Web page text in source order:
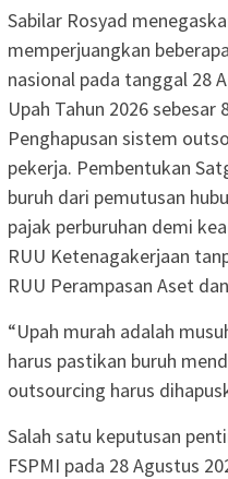
Sabilar Rosyad
memperjuangkan
nasional pada tanggal 28
Upah Tahun 2026 sebesar
Penghapusan sistem
pekerja. Pembentukan
buruh dari pemutusan
pajak perburuhan demi
RUU Ketenagakerjaan
RUU Perampasan Aset
“Upah murah adalah
harus pastikan buruh
outsourcing harus
Salah satu keputusan
FSPMI pada 28 Agustus